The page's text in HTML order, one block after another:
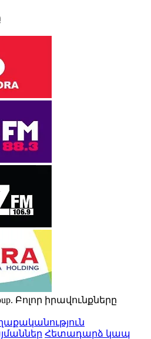
Բոլոր իրավունքները
Հետադարձ կապ